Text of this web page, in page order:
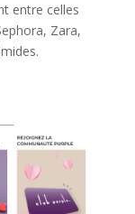
entre celles
Zara,